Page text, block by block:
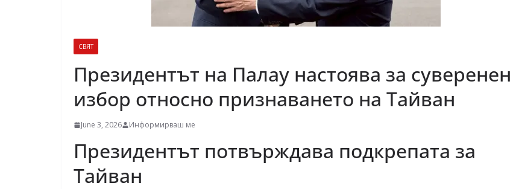
СВЯТ
Президентът на Палау настоява за суверенен
избор относно признаването на Тайван
June 3, 2026 Информирваш ме
Президентът потвърждава подкрепата за
Тайван